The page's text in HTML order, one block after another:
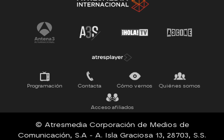
SUEÑOS DE LIBERTAD
Programación Contacta Cómo vernos Quiénes somos
Acceso afiliados
© Atresmedia Corporación de Medios de
Comunicación, S.A - A. Isla Graciosa 13, 28703, S.S.